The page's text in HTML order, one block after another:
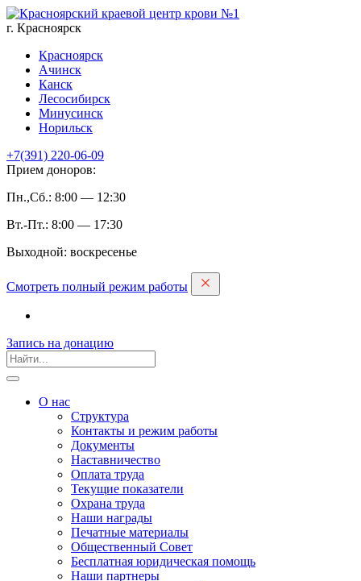
г. Красноярск
Красноярск
Ачинск
Канск
Лесосибирск
Минусинск
Норильск
+7(391) 220-06-09
Прием доноров:
Пн.,Сб.: 8:00 — 12:30
Вт.-Пт.: 8:00 — 17:30
Выходной: воскресенье
Смотреть полный режим работы
Запись на дoнацию
О нас
Структура
Контакты и режим работы
Документы
Наставничество
Оплата труда
Текущие показатели
Охрана труда
Наши награды
Печатные материалы
Общественный Совет
Бесплатная юридическая помощь
Наши партнеры